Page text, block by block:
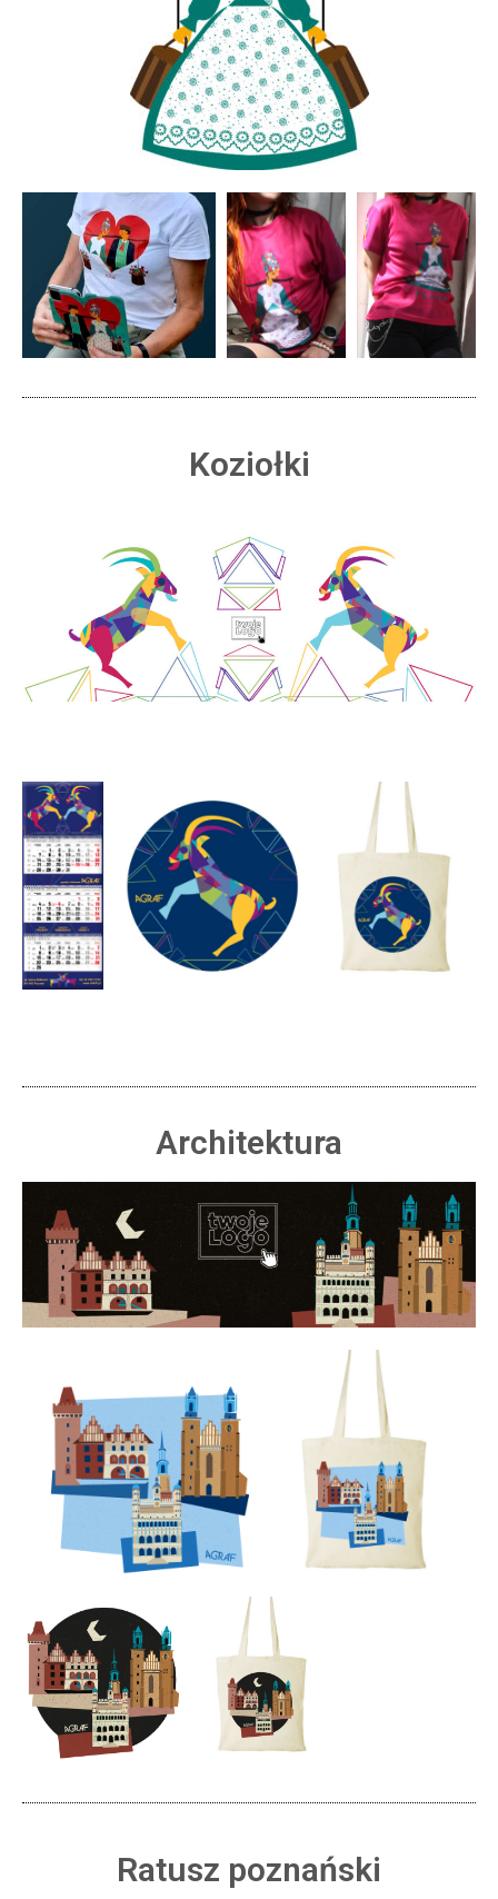
Koziołki
Architektura
Ratusz poznański